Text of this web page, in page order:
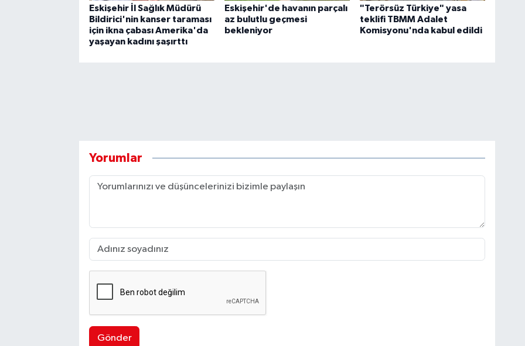
Eskişehir İl Sağlık Müdürü
Bildirici'nin kanser taraması
için ikna çabası Amerika'da
yaşayan kadını şaşırttı
Eskişehir'de havanın parçalı
az bulutlu geçmesi
bekleniyor
"Terörsüz Türkiye" yasa
teklifi TBMM Adalet
Komisyonu'nda kabul edildi
Yorumlar
Gönder